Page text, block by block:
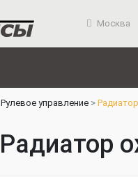
Москва
Рулевое управление
Радиатор